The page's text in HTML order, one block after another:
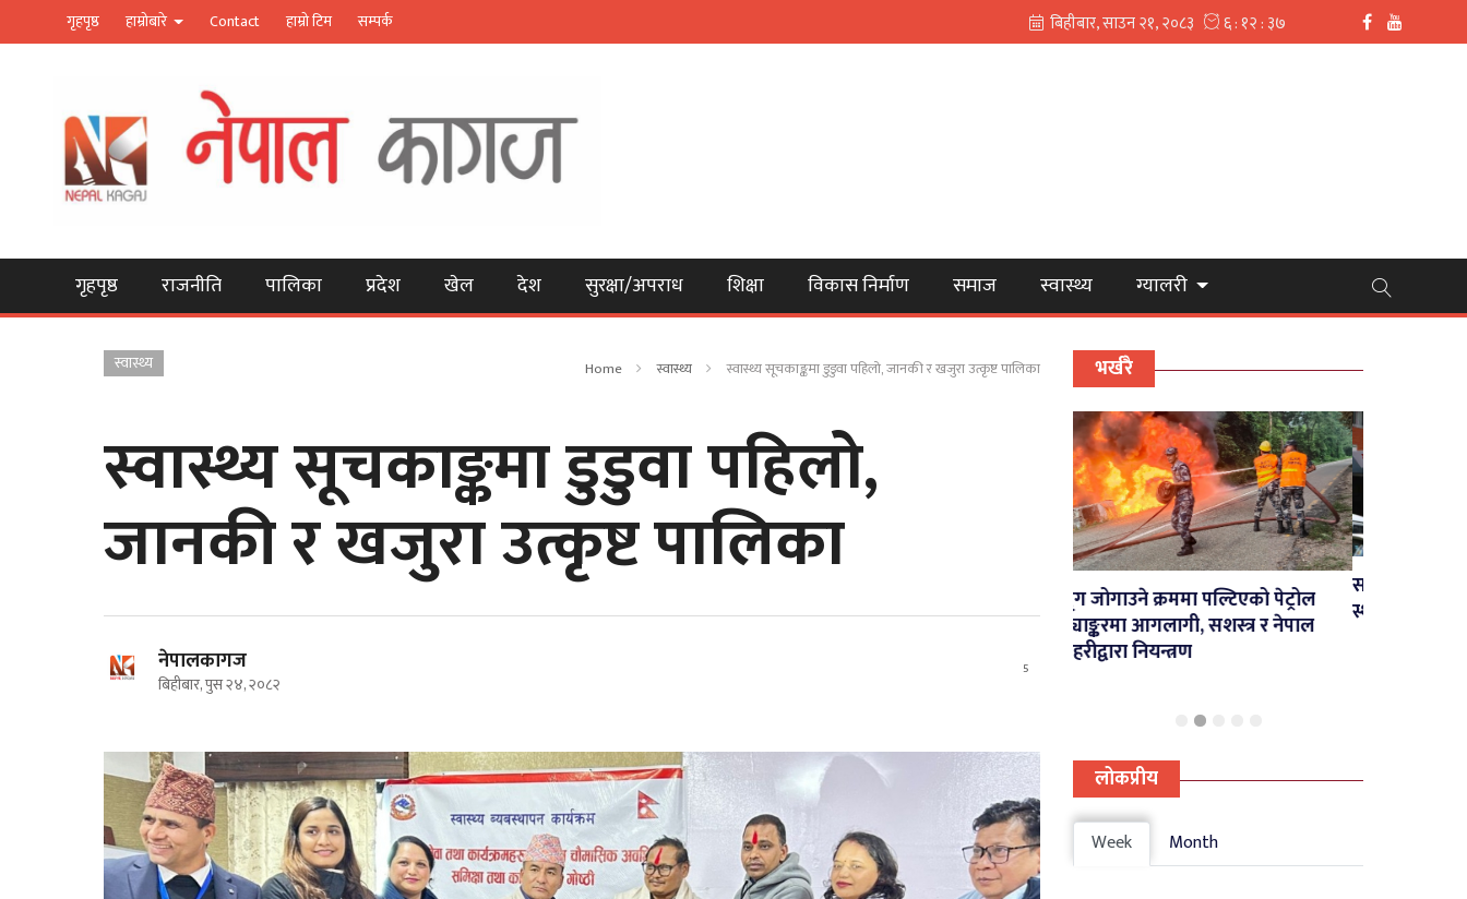
गृहपृष्ठ हाम्रोबारे Contact हाम्रो टिम सम्पर्क
गृहपृष्ठ राजनीति पालिका प्रदेश खेल देश सुरक्षा/अपराध शिक्षा विकास निर्माण समाज स्वास्थ्य ग्यालरी
स्वास्थ्य Home स्वास्थ्य स्वास्थ्य सूचकाङ्कमा डुडुवा पहिलो, जानकी र खजुरा उत्कृष्ट पालिका
स्वास्थ्य सूचकाङ्कमा डुडुवा पहिलो,
जानकी र खजुरा उत्कृष्ट पालिका
नेपालकागज
बिहीबार, पुस २४, २०८२
5
भर्खरै
नेपालगञ्जमा सघन बजार अनुगमनः म्याद
हजार जरिवाना
मृग जोगाउने क्रममा पल्टिएको पेट्रोल
ट्याङ्करमा आगलागी, सशस्त्र र नेपाल
सहयोग तथा सहजीकरणका लागि
स्थानीय तहलाई मन्त्रालयको आग्रह
लोकप्रीय
Week Month